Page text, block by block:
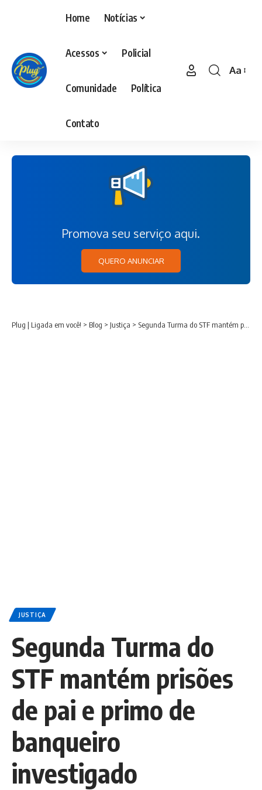
Home Notícias
Acessos Policial
Comunidade Política
Contato
Aa
Promova seu serviço aqui.
QUERO ANUNCIAR
Plug | Ligada em você! > Blog > Justiça > Segunda Turma do STF mantém prisões de pai e primo de banqueiro investigado
JUSTIÇA
Segunda Turma do
STF mantém prisões
de pai e primo de
banqueiro
investigado